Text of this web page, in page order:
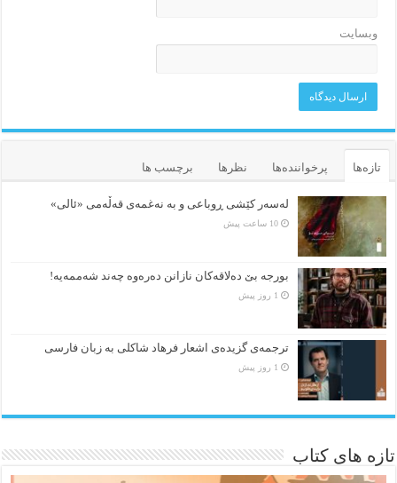
وبسایت
تازه‌ها پرخواننده‌ها نظرها برچسب ها
لەسەر کێشی ڕوباعی و به نەغمەی قەڵەمی «ئالی»
10 ساعت پیش
بورجە بێ دەلاقەکان نازانن دەرەوە چەند شەممەیە!
1 روز پیش
ترجمه‌ی گزیده‌‌ی اشعار فرهاد شاکلی به زبان فارسی
1 روز پیش
تازه های کتاب